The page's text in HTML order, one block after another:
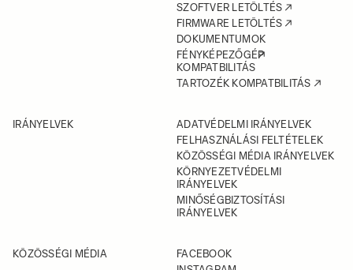
SZOFTVER LETÖLTÉS
FIRMWARE LETÖLTÉS
DOKUMENTUMOK
FÉNYKÉPEZŐGÉP
KOMPATBILITÁS
TARTOZÉK KOMPATBILITÁS
IRÁNYELVEK
ADATVÉDELMI IRÁNYELVEK
FELHASZNÁLÁSI FELTÉTELEK
KÖZÖSSÉGI MÉDIA IRÁNYELVEK
KÖRNYEZETVÉDELMI
IRÁNYELVEK
MINŐSÉGBIZTOSÍTÁSI
IRÁNYELVEK
KÖZÖSSÉGI MÉDIA
FACEBOOK